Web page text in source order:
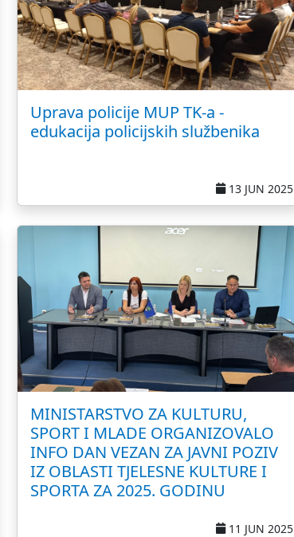
Uprava policije MUP TK-a -
edukacija policijskih službenika
13 JUN 2025
MINISTARSTVO ZA KULTURU,
SPORT I MLADE ORGANIZOVALO
INFO DAN VEZAN ZA JAVNI POZIV
IZ OBLASTI TJELESNE KULTURE I
SPORTA ZA 2025. GODINU
11 JUN 2025